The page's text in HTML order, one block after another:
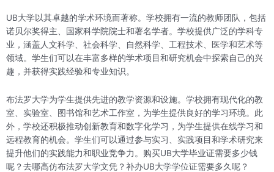
UB大学以其卓越的学术环境而著称。学校拥有一流的教师团队，包括
诺贝尔奖得主、国家科学院院士和著名学者。学校提供广泛的学科专
业，涵盖人文科学、社会科学、自然科学、工程技术、医学和艺术等
领域。学生们可以在丰富多样的学术项目和研究机会中探索自己的兴
趣，并获得实践经验和专业知识。
布法罗大学为学生提供先进的教学资源和设施。学校拥有现代化的教
室、实验室、图书馆和艺术工作室，为学生提供良好的学习环境。此
外，学校还积极推动创新教育和数字化学习，为学生提供在线学习和
远程教育的机会。学生们可以通过参与实习、实践项目和学术研究来
提升他们的实践能力和职业竞争力。购买UB大学毕业证需要多少钱
呢？去哪高仿布法罗大学文凭？补办UB大学学位证需要多久呢？